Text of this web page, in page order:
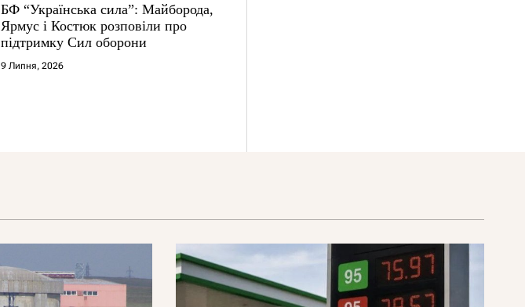
БФ “Українська сила”: Майборода,
Ярмус і Костюк розповіли про
підтримку Сил оборони
9 Липня, 2026